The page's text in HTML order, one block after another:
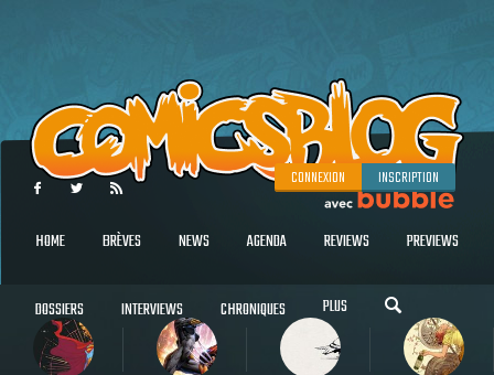
CONNEXION INSCRIPTION
HOME BRÈVES NEWS AGENDA REVIEWS PREVIEWS
DOSSIERS INTERVIEWS CHRONIQUES PLUS